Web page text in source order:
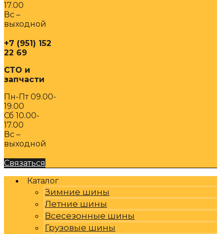
17.00
Вс –
выходной
+7 (951) 152
22 69
СТО и
запчасти
Пн-Пт 09.00-
19.00
Сб 10.00-
17.00
Вс –
выходной
Связаться
Каталог
Зимние шины
Летние шины
Всесезонные шины
Грузовые шины